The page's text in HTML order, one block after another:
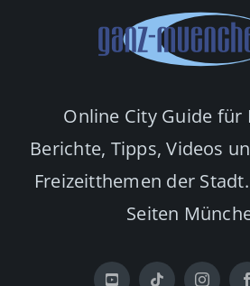
Online City Guide für
Berichte, Tipps, Videos
Freizeitthemen der
Seiten